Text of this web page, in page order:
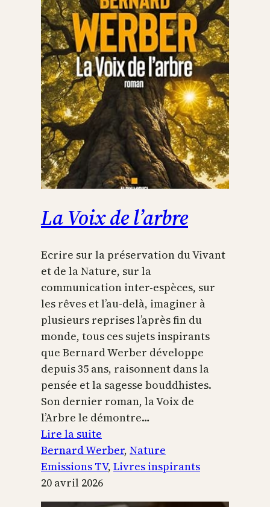
La Voix de l’arbre
Ecrire sur la préservation du Vivant
et de la Nature, sur la
communication inter-espèces, sur
les rêves et l’au-delà, imaginer à
plusieurs reprises l’après fin du
monde, tous ces sujets inspirants
que Bernard Werber développe
depuis 35 ans, raisonnent dans la
pensée et la sagesse bouddhistes.
Son dernier roman, la Voix de
l’Arbre le démontre…
Lire la suite
La
Voix
de
l’arbre
Bernard Werber, Nature
Emissions TV, Livres inspirants
20 avril 2026